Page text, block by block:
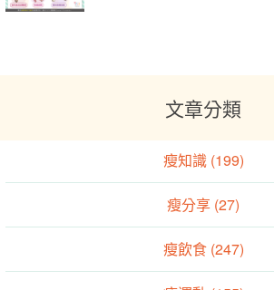
文章分類
瘦知識 (199)
瘦分享 (27)
瘦飲食 (247)